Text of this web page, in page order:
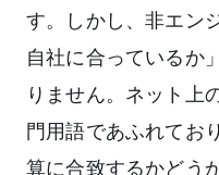
す。しかし、非エン
自社に合っているか
りません。ネット上
門用語であふれてお
算に合致するかどう